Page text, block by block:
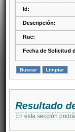
Id:
Descripción:
Ruc:
Fecha de Solicitud
Resultado
En esta sección